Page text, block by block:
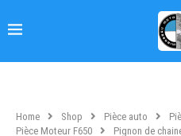
Home Shop Pièce auto
Pièce Moteur F650
Pignon de